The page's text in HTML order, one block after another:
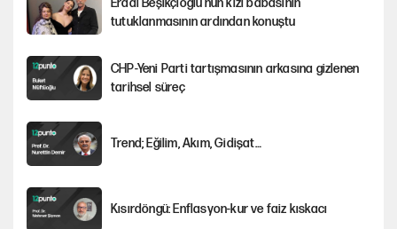
tutuklanmasının ardından konuştu
CHP-Yeni Parti tartışmasının arkasına gizlenen
tarihsel süreç
Trend; Eğilim, Akım, Gidişat…
Kısırdöngü: Enflasyon-kur ve faiz kıskacı